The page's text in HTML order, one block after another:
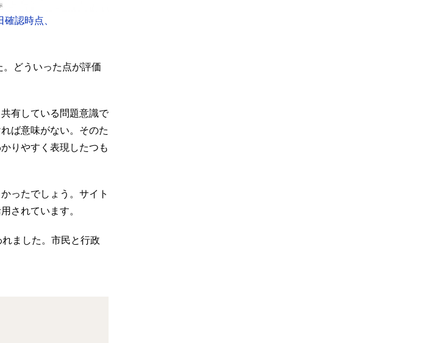
確認時点、
どういった点が評価
有している問題意識で
ば意味がない。そのた
りやすく表現したつも
ったでしょう。サイト
されています。
ました。市民と行政